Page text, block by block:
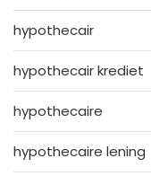
hypothecair
hypothecair krediet
hypothecaire
hypothecaire lening